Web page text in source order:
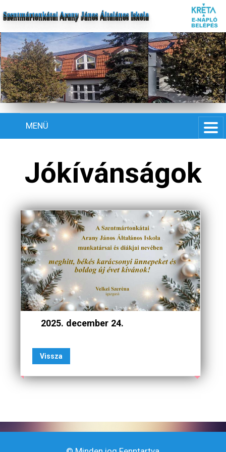
Szentmártonkátai Arany János Általános Iskola
MENÜ
Jókívánságok
2025. december 24.
Vissza